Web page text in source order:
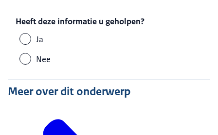
Heeft deze informatie u geholpen?
Ja
Nee
Meer over dit onderwerp